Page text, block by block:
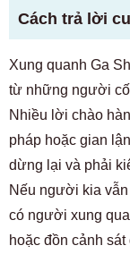
Cách trả lời
Xung quanh Ga
từ những người cố
Nhiều lời chào
pháp hoặc gian
dừng lại và phải
Nếu người kia
có người xung
hoặc đồn cảnh